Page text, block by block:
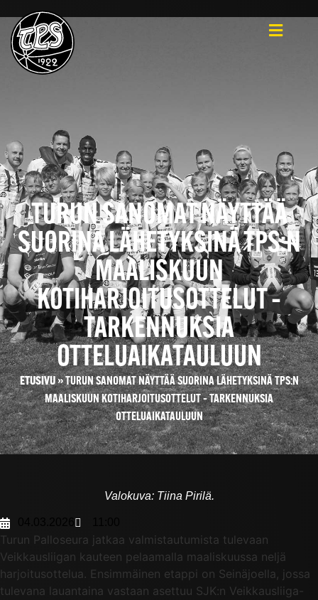
TURUN SANOMAT NÄYTTÄÄ
SUORINA LÄHETYKSINÄ TPS:N
MAALISKUUN
KOTIHARJOITUSOTTELUT –
TARKENNUKSIA
OTTELUAIKATAULUUN
ETUSIVU»TURUN SANOMAT NÄYTTÄÄ SUORINA LÄHETYKSINÄ TPS:N
MAALISKUUN KOTIHARJOITUSOTTELUT – TARKENNUKSIA
OTTELUAIKATAULUUN
Valokuva: Tiina Pirilä.
Turun Palloseura jatkaa valmistautumista tulevaan
Veikkausliigan kauteen pelaamalla maaliskuussa neljä
harjoitusottelua. Ensimmäinen etappi on Seinäjoella, jossa
tulevana lauantaina vastaan asettuu SJK:n Veikkausliiga-